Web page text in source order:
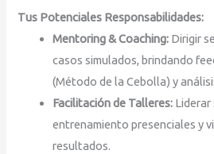
Tus Potenciales Responsabilidades:
Mentoring & Coaching: Dirigir
casos simulados, brindando
(Método de la Cebolla) y
Facilitación de Talleres: Liderar
entrenamiento presenciales y
resultados.